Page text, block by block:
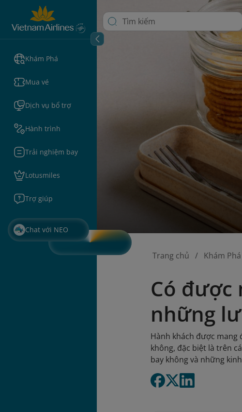
Khám Phá
Mua vé
Dịch vụ bổ trợ
Hành trình
Trải nghiệm bay
Lotusmiles
Trợ giúp
Chat với NEO
Trang chủ Khám Phá
Có được
những
Hành khách được mang
không, đặc biệt là trên
bay không và những